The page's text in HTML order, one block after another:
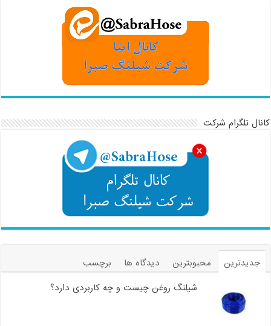
کانال تلگرام شرکت
جدیدترین محبوبترین دیدگاه ها
برچسب
شیلنگ روغن چیست و چه کاربردی دارد؟